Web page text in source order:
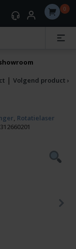
0
| Volgend product ›
, Rotatielaser
312660201